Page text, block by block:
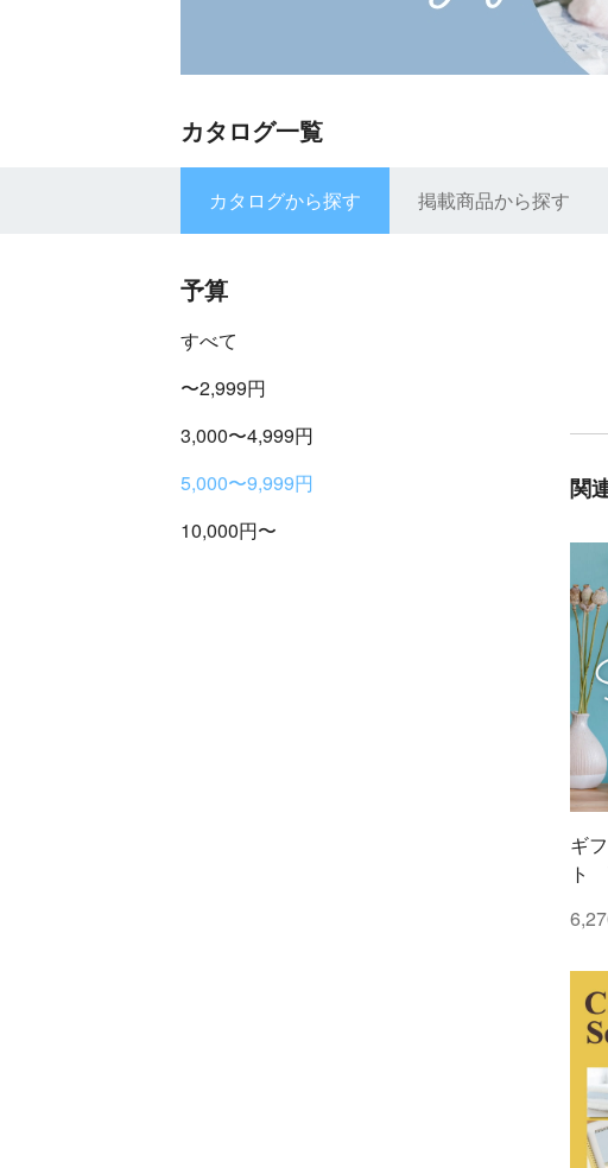
カタログ一覧
カタログから探す 掲載商品から探す
予算
すべて
〜2,999円
3,000〜4,999円
5,000〜9,999円
10,000円〜
関
ギ
ト